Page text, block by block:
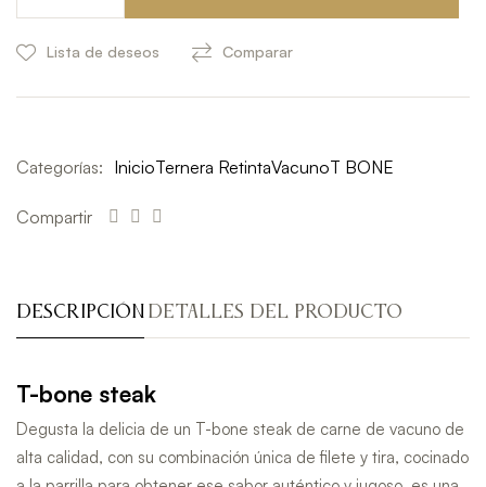
Lista de deseos Comparar
Categorías: InicioTernera RetintaVacunoT BONE
Compartir
DESCRIPCIÓN DETALLES DEL PRODUCTO
T-bone steak
Degusta la delicia de un T-bone steak de carne de vacuno de
alta calidad, con su combinación única de filete y tira, cocinado